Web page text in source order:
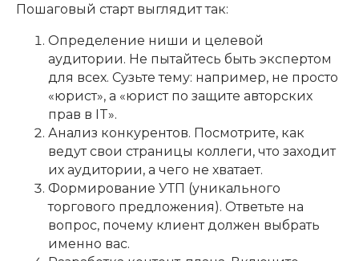
Пошаговый старт выглядит так:
Определение ниши и целевой
аудитории. Не пытайтесь быть экспертом
для всех. Сузьте тему: например, не просто
«юрист», а «юрист по защите авторских
прав в IT».
Анализ конкурентов. Посмотрите, как
ведут свои страницы коллеги, что заходит
их аудитории, а чего не хватает.
Формирование УТП (уникального
торгового предложения). Ответьте на
вопрос, почему клиент должен выбрать
именно вас.